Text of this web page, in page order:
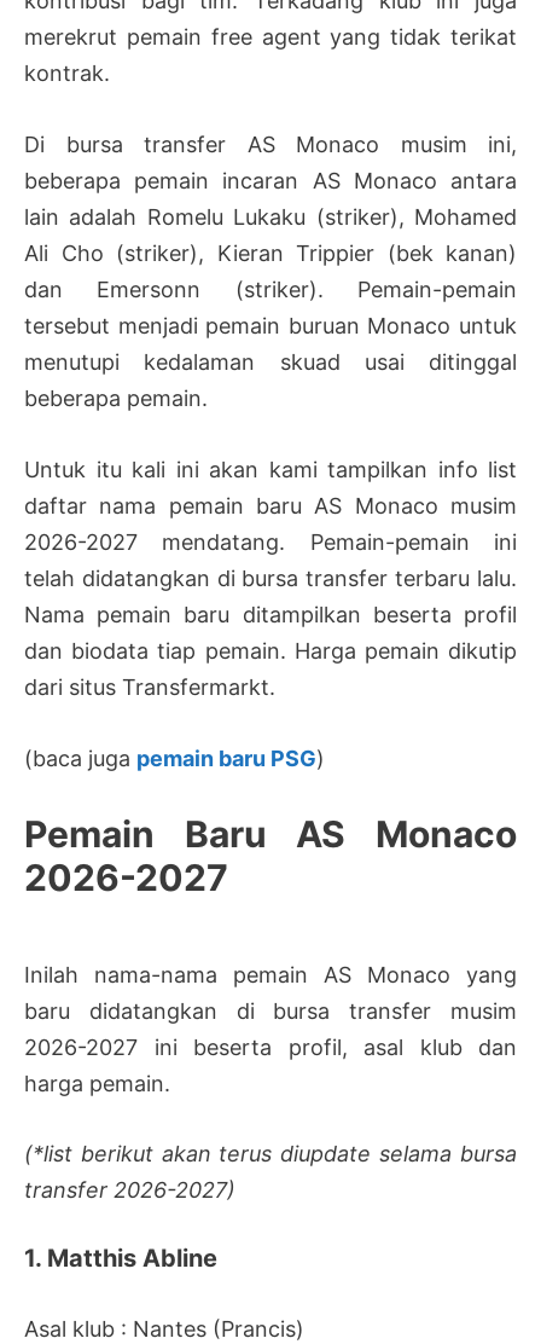
merekrut pemain free agent yang tidak terikat
kontrak.
Di bursa transfer AS Monaco musim ini,
beberapa pemain incaran AS Monaco antara
lain adalah Romelu Lukaku (striker), Mohamed
Ali Cho (striker), Kieran Trippier (bek kanan)
dan Emersonn (striker). Pemain-pemain
tersebut menjadi pemain buruan Monaco untuk
menutupi kedalaman skuad usai ditinggal
beberapa pemain.
Untuk itu kali ini akan kami tampilkan info list
daftar nama pemain baru AS Monaco musim
2026-2027 mendatang. Pemain-pemain ini
telah didatangkan di bursa transfer terbaru lalu.
Nama pemain baru ditampilkan beserta profil
dan biodata tiap pemain. Harga pemain dikutip
dari situs Transfermarkt.
(baca juga pemain baru PSG)
Pemain Baru AS Monaco
2026-2027
Inilah nama-nama pemain AS Monaco yang
baru didatangkan di bursa transfer musim
2026-2027 ini beserta profil, asal klub dan
harga pemain.
(*list berikut akan terus diupdate selama bursa
transfer 2026-2027)
1. Matthis Abline
Asal klub : Nantes (Prancis)